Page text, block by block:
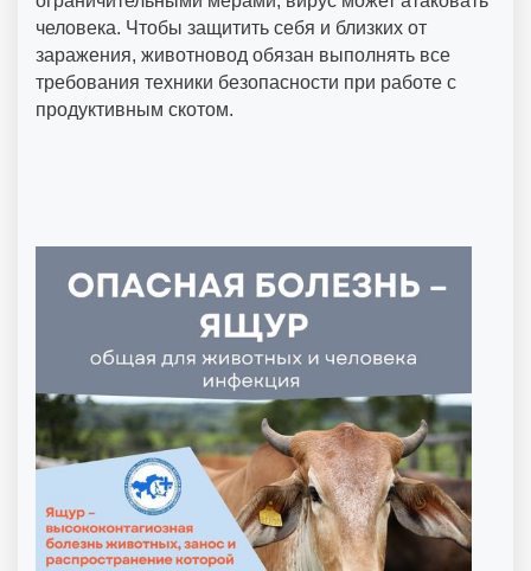
человека. Чтобы защитить себя и близких от
заражения, животновод обязан выполнять все
требования техники безопасности при работе с
продуктивным скотом.